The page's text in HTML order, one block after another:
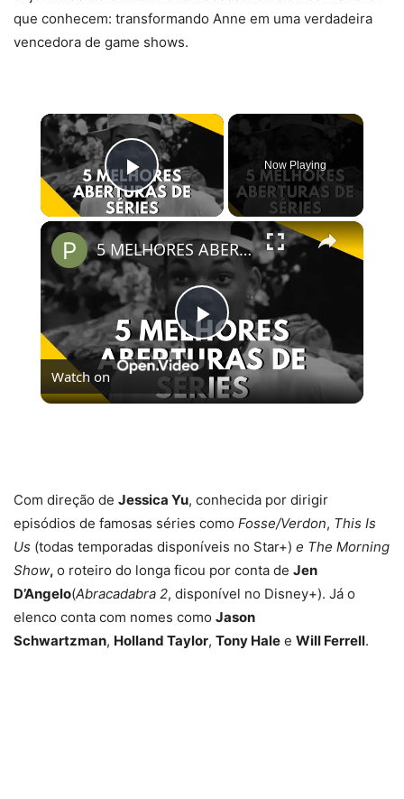
que conhecem: transformando Anne em uma verdadeira
vencedora de game shows.
×
Play Video
Now Playing
×
Play
Video
5 MELHORES ABERTURAS DE SÉRIES | Pipocas Tv #13
Watch on
Com direção de Jessica Yu, conhecida por dirigir
episódios de famosas séries como Fosse/Verdon, This Is
Us (todas temporadas disponíveis no Star+) e The Morning
Show, o roteiro do longa ficou por conta de Jen
D’Angelo(Abracadabra 2, disponível no Disney+). Já o
elenco conta com nomes como Jason
Schwartzman, Holland Taylor, Tony Hale e Will Ferrell.